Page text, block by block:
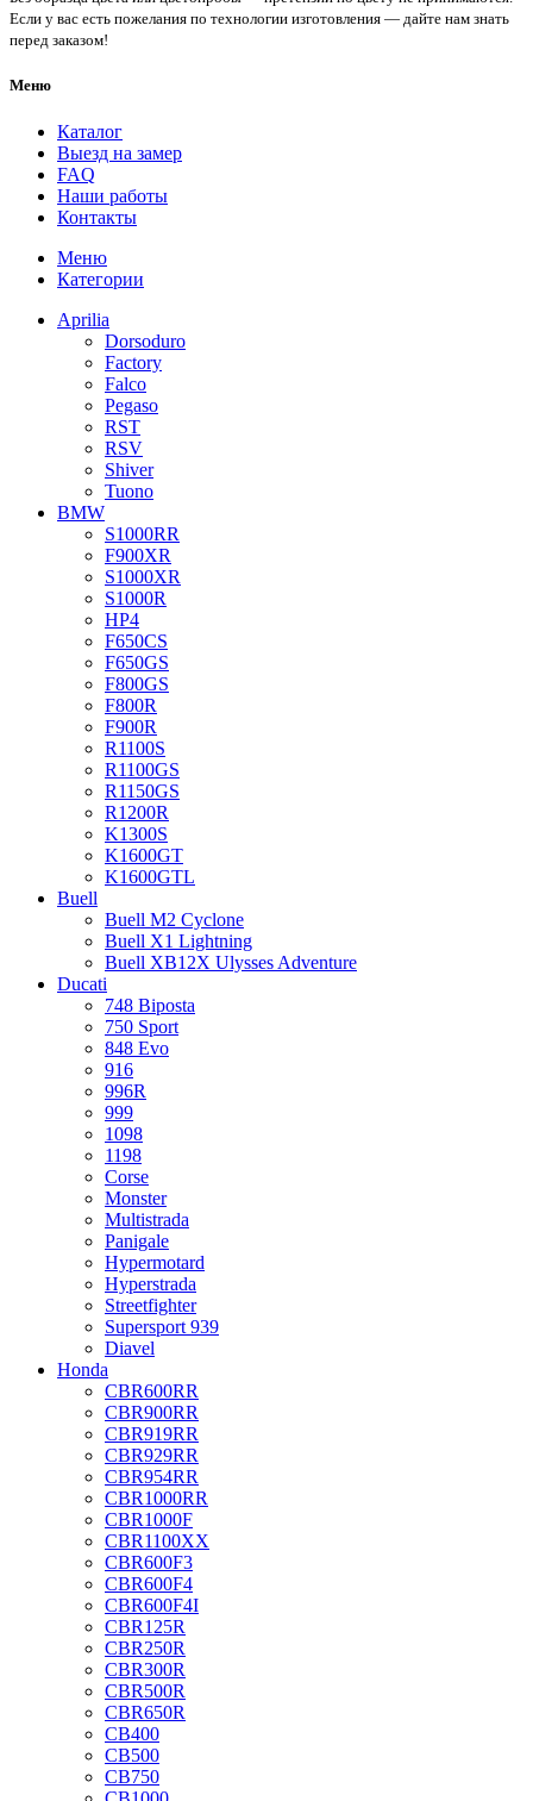
Если у вас есть пожелания по технологии изготовления — дайте нам знать
перед заказом!
Меню
Каталог
Выезд на замер
FAQ
Наши работы
Контакты
Меню
Категории
Aprilia
Dorsoduro
Factory
Falco
Pegaso
RST
RSV
Shiver
Tuono
BMW
S1000RR
F900XR
S1000XR
S1000R
HP4
F650CS
F650GS
F800GS
F800R
F900R
R1100S
R1100GS
R1150GS
R1200R
K1300S
K1600GT
K1600GTL
Buell
Buell M2 Cyclone
Buell X1 Lightning
Buell XB12X Ulysses Adventure
Ducati
748 Biposta
750 Sport
848 Evo
916
996R
999
1098
1198
Corse
Monster
Multistrada
Panigale
Hypermotard
Hyperstrada
Streetfighter
Supersport 939
Diavel
Honda
CBR600RR
CBR900RR
CBR919RR
CBR929RR
CBR954RR
CBR1000RR
CBR1000F
CBR1100XX
CBR600F3
CBR600F4
CBR600F4I
CBR125R
CBR250R
CBR300R
CBR500R
CBR650R
CB400
CB500
CB750